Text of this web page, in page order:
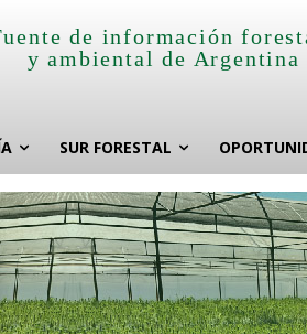
de información
y ambiental de
SUR FORESTAL